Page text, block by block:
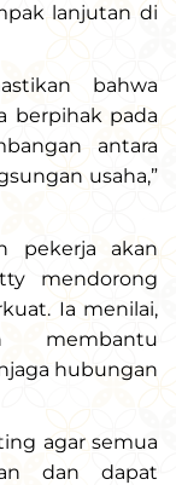
lanjutan di
bahwa
berpihak pada
antara
usaha,”
pekerja akan
mendorong
Ia menilai,
membantu
hubungan
agar semua
dan dapat